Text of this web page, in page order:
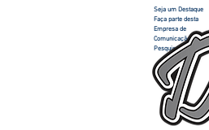
Seja um Destaque
Faça parte desta
Empresa de
Comunicação e
Pesquisa